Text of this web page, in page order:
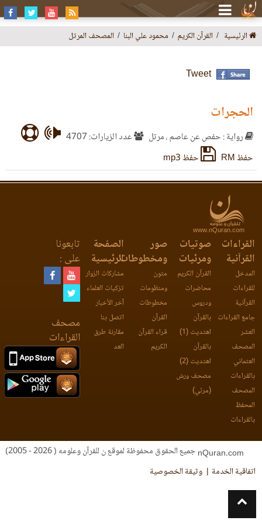
الرئيسية القرآن الكريم محمود علي البنا المصحف المرتل
Tweet
الحجرات
رواية : حفص عن عاصم ، مرتل
عدد الزيارات: 4707
حفظ RM
حفظ mp3
www.nQuran.com
القراءات
القرآنية
المدخل
للقراءات
القرآنية
جامع القراءات
العشر
المصحف
العثماني
بالقراءات
المصحف
المحفظ
بالقراءات
صوتيات
ومرئيات
القرآن الكريم
محاضرات
ودروس
بالقرآن
اهتديت (1)
بالقرآن
اهتديت (2)
مصحف ورش
(مرئي)
صور
ومخطوطات
متون
ومنظومات
مخطوطات
القرآن
قراء القرآن
الكريم
الصفحة
الرئيسية
مشاركات الزوار
تزكيات العلماء
آخر الأخبار
اتصل بنا
مقارنة طرق
العد
تابعونا
على :
مصحف
القراءات
جميع الحقوق محفوظة لموقع ن للقرآن وعلومه ( 2026 - 2005)
اتفاقية الخدمة
وثيقة الخصوصية